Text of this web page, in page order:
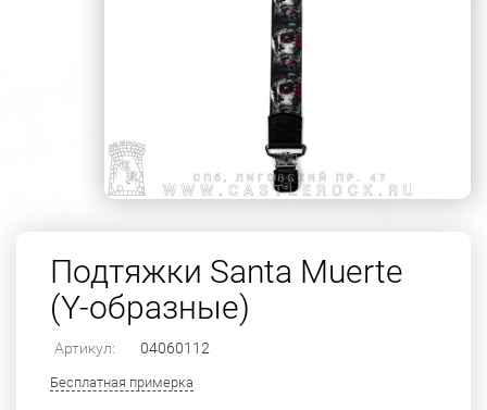
Подтяжки Santa Muerte
(Y-образные)
Артикул: 04060112
Бесплатная примерка